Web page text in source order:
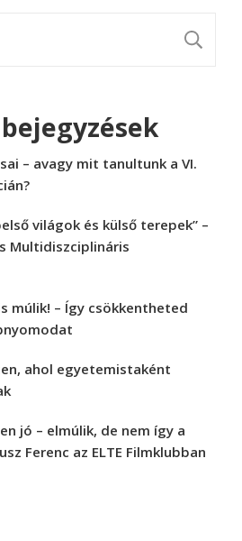
– avagy mit tanultunk a VI.
világok és külső terepek” –
Multidiszciplináris
múlik! – Így csökkentheted
ahol egyetemistaként
jó – elmúlik, de nem így a
Ferenc az ELTE Filmklubban